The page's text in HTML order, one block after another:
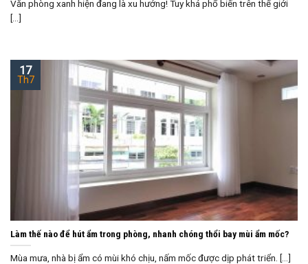
Văn phòng xanh hiện đang là xu hướng! Tuy khá phổ biến trên thế giới
[...]
Làm thế nào để hút ẩm trong phòng, nhanh chóng thổi bay mùi ẩm mốc?
Mùa mưa, nhà bị ẩm có mùi khó chịu, nấm mốc được dịp phát triển. [...]
17
Th7